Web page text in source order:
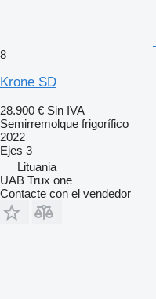
8
Krone SD
28.900 € Sin IVA
Semirremolque frigorífico
2022
Ejes 3
Lituania
UAB Trux one
Contacte con el vendedor